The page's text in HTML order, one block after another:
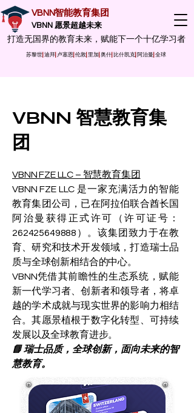
VBNN智能教育集团
VBNN 愿景超越未来
打造无国界的教育未来，赋能下一个十亿学习者
苏黎世 迪拜 卢塞恩 伦敦 里加 奥什 比什凯克 阿治曼 全球
VBNN 智慧教育集
团
VBNN FZE LLC – 智慧教育集团
VBNN FZE LLC 是一家充满活力的智能
教育集团公司，已在阿拉伯联合酋长国
阿治曼获得正式许可（许可证号：
262425649888）。该集团致力于在教
育、研究和技术开发领域，打造瑞士品
质与全球创新相结合的中心。
VBNN凭借其前瞻性的生态系统，赋能
新一代学习者、创新者和领导者，将卓
越的学术成就与现实世界的影响力相结
合。其愿景植根于数字化转型、可持续
发展以及全球教育进步。
📘 瑞士品质，全球创新，面向未来的智
慧教育。